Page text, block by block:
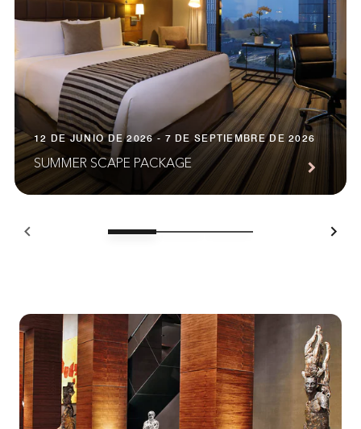
12 DE JUNIO DE 2026 - 7 DE SEPTIEMBRE DE 2026
SUMMER SCAPE PACKAGE